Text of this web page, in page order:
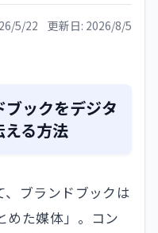
5/22 更新日: 2026/8/5
ブックをデジタ
える方法
、ブランドブックは
めた媒体」。コン